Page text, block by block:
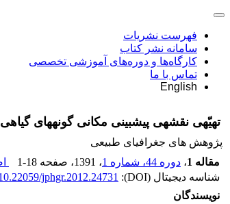
فهرست نشریات
سامانه نشر کتاب
کارگاه‌ها و دوره‌های آموزشی تخصصی
تماس با ما
English
تهیّه‎ی نقشه‎ی پیش‏بینی مکانی گونه‏های گیاهی با استفاده از رگرسیون لجستیک (مطالعه‎ی موردی: مراتع رینه، کوه دماوند)
پژوهش های جغرافیای طبیعی
مقاله 1
، دوره 44، شماره 1 ، 1391 ، صفحه 1-18
شناسه دیجیتال (DOI):
jphgr.2012.24731
نویسندگان